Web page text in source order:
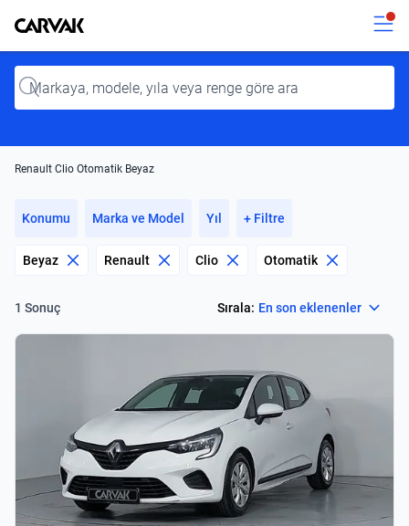
Kavak
Input
Renault Clio Otomatik Beyaz
Konumu Marka ve Model Yıl + Filtre
Beyaz Renault Clio Otomatik
1 Sonuç Sırala: En son eklenenler